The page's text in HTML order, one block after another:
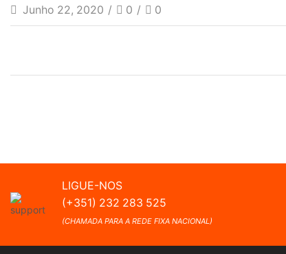
Junho 22, 2020 / 0 / 0
LIGUE-NOS
(+351) 232 283 525
(CHAMADA PARA A REDE FIXA NACIONAL)